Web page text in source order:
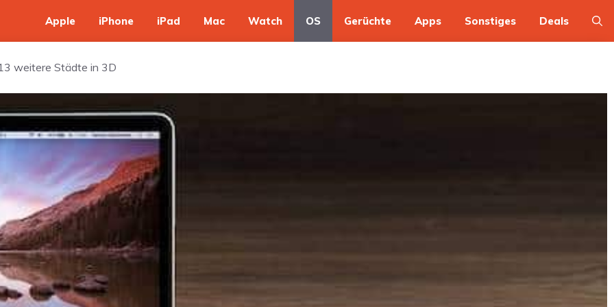
Apple iPhone iPad Mac Watch OS Gerüchte Apps Sonstiges Deals
weitere Städte in 3D